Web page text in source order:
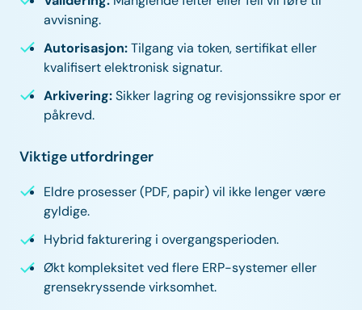
avvisning.
Autorisasjon:Tilgang via token, sertifikat eller
kvalifisert elektronisk signatur.
Arkivering:Sikker lagring og revisjonssikre spor er
påkrevd.
Viktige utfordringer
Eldre prosesser (PDF, papir) vil ikke lenger være
gyldige.
Hybrid fakturering i overgangsperioden.
Økt kompleksitet ved flere ERP-systemer eller
grensekryssende virksomhet.